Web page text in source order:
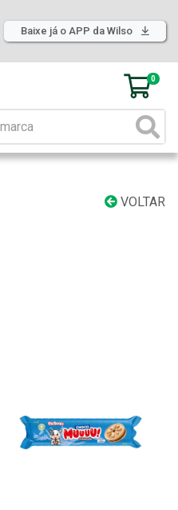
Baixe já o APP da Wilso
0
VOLTAR